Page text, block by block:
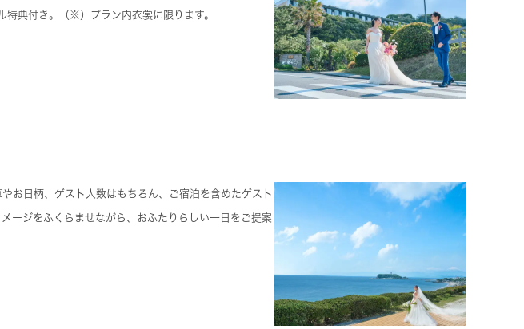
特典付き。（※）プラン内衣裳に限ります。
お日柄、ゲスト人数はもちろん、ご宿泊を含めたゲスト
ージをふくらませながら、おふたりらしい一日をご提案